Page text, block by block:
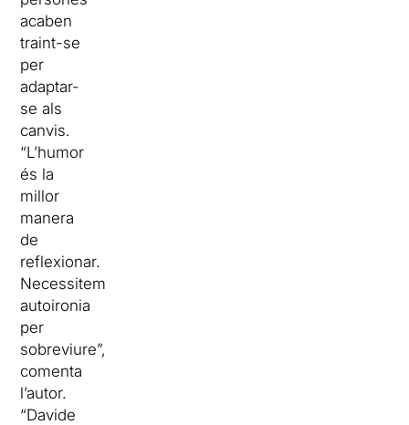
acaben
traint-se
per
adaptar-
se als
canvis.
“L’humor
és la
millor
manera
de
reflexionar.
Necessitem
autoironia
per
sobreviure”,
comenta
l’autor.
“Davide